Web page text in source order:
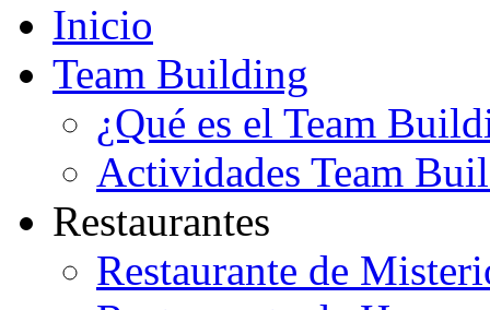
Inicio
Team Building
¿Qué es el Team
Actividades Team
Restaurantes
Restaurante de